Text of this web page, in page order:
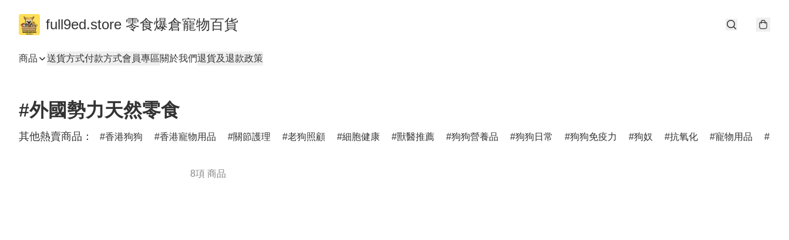
full9ed.store 零食爆倉寵物百貨
商品 送貨方式付款方式會員專區關於我們退貨及退款政策
#外國勢力天然零食
其他熱賣商品： 香港狗狗 香港寵物用品 關節護理 老狗照顧 細胞健康 獸醫推薦 狗狗營養品 狗狗日常 狗狗免疫力 狗奴 抗氧化 寵物用品
8項 商品